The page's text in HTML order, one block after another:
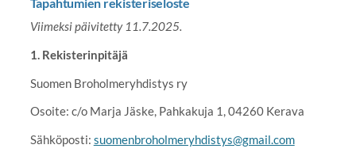
Viimeksi päivitetty 11.7.2025.
1. Rekisterinpitäjä
Suomen Broholmeryhdistys ry
Osoite: c/o Marja Jäske, Pahkakuja 1, 04260 Kerava
Sähköposti: suomenbroholmeryhdistys@gmail.com